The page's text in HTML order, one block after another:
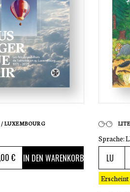
LUXEMBOURG
,00 € IN DEN WARENKORB
Sprache: